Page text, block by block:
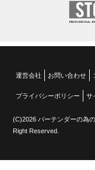
運営会社 お問い合わせ
プライバシーポリシー サ
(C)2026 バーテンダーの為
Right Reserved.